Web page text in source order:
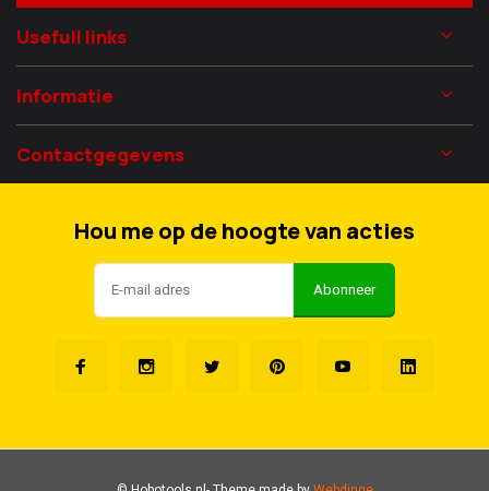
Usefull links
Informatie
Contactgegevens
Hou me op de hoogte van acties
Abonneer